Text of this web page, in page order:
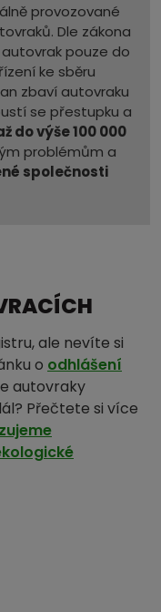
provozované
Dle zákona
pouze do
ke sběru
zbaví autovraku
se přestupku a
do výše 100 000
problémům a
společnosti
ale nevíte si
o odhlášení
autovraky
Přečtete si více